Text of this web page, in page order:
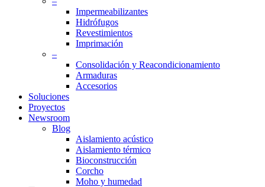
Impermeabilizantes
Hidrófugos
Revestimientos
Imprimación
–
Consolidación y Reacondicionamiento
Armaduras
Accesorios
Soluciones
Proyectos
Newsroom
Blog
Aislamiento acústico
Aislamiento térmico
Bioconstrucción
Corcho
Moho y humedad